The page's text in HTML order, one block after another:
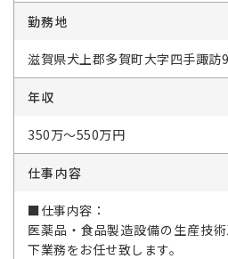
勤務地
滋賀県犬上郡多賀町大字四手諏訪
年収
350万～550万円
仕事内容
■仕事内容：
医薬品・食品製造設備の生産技
下業務をお任せ致します。